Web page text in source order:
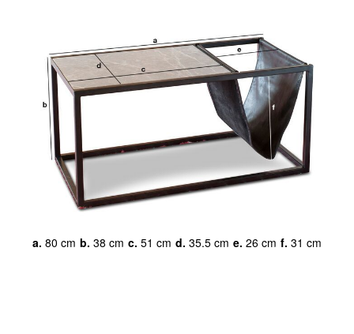
a. 80 cm b. 38 cm c. 51 cm d. 35.5 cm e. 26 cm f. 31 cm